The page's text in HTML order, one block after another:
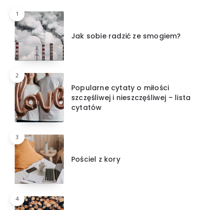
1
Jak sobie radzić ze smogiem?
2
Popularne cytaty o miłości
szczęśliwej i nieszczęśliwej – lista
cytatów
3
Pościel z kory
4